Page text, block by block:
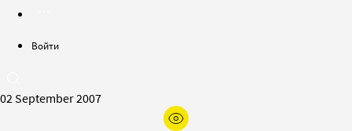
Войти
02 September 2007